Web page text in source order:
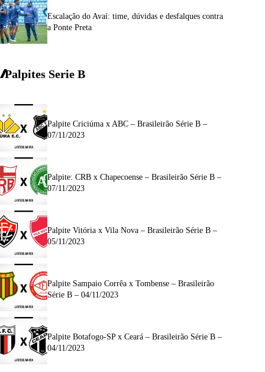
Escalação do Avaí: time, dúvidas e desfalques contra
a Ponte Preta
Palpites Serie B
Palpite Criciúma x ABC – Brasileirão Série B –
07/11/2023
Palpite: CRB x Chapecoense – Brasileirão Série B –
07/11/2023
Palpite Vitória x Vila Nova – Brasileirão Série B –
05/11/2023
Palpite Sampaio Corrêa x Tombense – Brasileirão
Série B – 04/11/2023
Palpite Botafogo-SP x Ceará – Brasileirão Série B –
04/11/2023